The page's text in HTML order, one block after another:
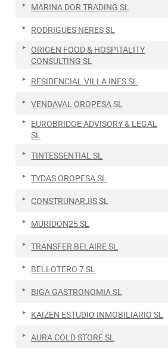
MARINA DOR TRADING SL
RODRIGUES NERES SL
ORIGEN FOOD & HOSPITALITY
CONSULTING SL
RESIDENCIAL VILLA INES SL
VENDAVAL OROPESA SL
EUROBRIDGE ADVISORY & LEGAL
SL
TINTESSENTIAL SL
TYDAS OROPESA SL
CONSTRUNARJIS SL
MURIDON25 SL
TRANSFER BELAIRE SL
BELLOTERO 7 SL
BIGA GASTRONOMIA SL
KAIZEN ESTUDIO INMOBILIARIO SL
AURA COLD STORE SL